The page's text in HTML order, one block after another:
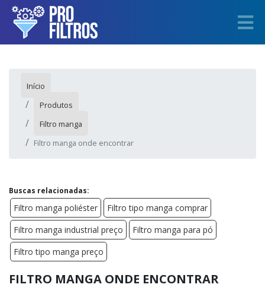
Início
Produtos
Filtro manga
Filtro manga onde encontrar
Buscas relacionadas:
Filtro manga poliéster
Filtro tipo manga comprar
Filtro manga industrial preço
Filtro manga para pó
Filtro tipo manga preço
FILTRO MANGA ONDE ENCONTRAR